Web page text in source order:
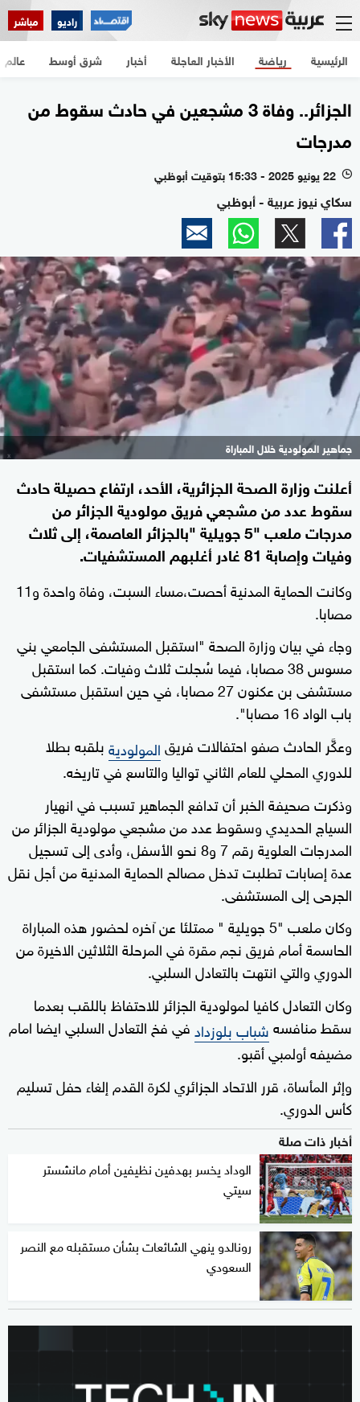
راديو مباشر
الرئيسية الأخبار العاجلة أخبار شرق أوسط عالم رياضة
الجزائر.. وفاة 3 مشجعين في حادث سقوط من
مدرجات
l 22 يونيو 2025 - 15:33 بتوقيت أبوظبي
سكاي نيوز عربية - أبوظبي
جماهير المولودية خلال المباراة
أعلنت وزارة الصحة الجزائرية، الأحد، ارتفاع حصيلة حادث
سقوط عدد من مشجعي فريق مولودية الجزائر من
مدرجات ملعب "5 جويلية "بالجزائر العاصمة، إلى ثلاث
وفيات وإصابة 81 غادر أغلبهم المستشفيات.
وكانت الحماية المدنية أحصت،مساء السبت، وفاة واحدة و11
مصابا.
وجاء في بيان وزارة الصحة "استقبل المستشفى الجامعي بني
مسوس 38 مصابا، فيما سُجلت ثلاث وفيات. كما استقبل
مستشفى بن عكنون 27 مصابا، في حين استقبل مستشفى
باب الواد 16 مصابا".
وعكَّر الحادث صفو احتفالات فريقالمولوديةبلقبه بطلا
للدوري المحلي للعام الثاني تواليا والتاسع في تاريخه.
وذكرت صحيفة الخبر أن تدافع الجماهير تسبب في انهيار
السياج الحديدي وسقوط عدد من مشجعي مولودية الجزائر من
المدرجات العلوية رقم 7 و8 نحو الأسفل، وأدى إلى تسجيل
عدة إصابات تطلبت تدخل مصالح الحماية المدنية من أجل نقل
الجرحى إلى المستشفى.
وكان ملعب "5 جويلية " ممتلئا عن آخره لحضور هذه المباراة
الحاسمة أمام فريق نجم مقرة في المرحلة الثلاثين الاخيرة من
الدوري والتي انتهت بالتعادل السلبي.
وكان التعادل كافيا لمولودية الجزائر للاحتفاظ باللقب بعدما
سقط منافسهشباب بلوزدادفي فخ التعادل السلبي ايضا امام
مضيفه أولمبي أقبو.
وإثر المأساة، قرر الاتحاد الجزائري لكرة القدم إلغاء حفل تسليم
كأس الدوري.
أخبار ذات صلة
الوداد يخسر بهدفين نظيفين أمام مانشستر
سيتي
رونالدو ينهي الشائعات بشأن مستقبله مع النصر
السعودي